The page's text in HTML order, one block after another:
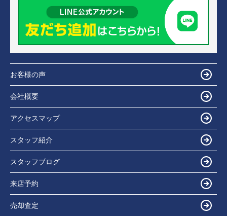
お客様の声
会社概要
アクセスマップ
スタッフ紹介
スタッフブログ
来店予約
売却査定